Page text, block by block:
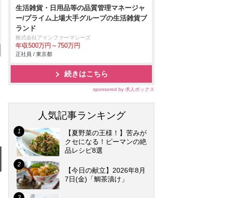
生活雑貨・日用品等の品質管理マネージャ
ー/プライム上場大手グループの生活雑貨ブ
ランド
株式会社アインファーマシーズ
年収500万円～750万円
正社員 / 東京都
続きはこちら
sponsored by 求人ボックス
人気記事ランキング
【夏野菜の王様！】苦みが
クセになる！ピーマンの絶
品レシピ8選
【今日の献立】2026年8月
7日(金)「鯛茶漬け」